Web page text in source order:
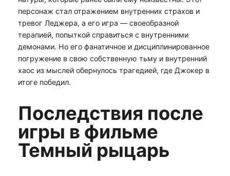
персонаж стал отражением внутренних страхов и
тревог Леджера, а его игра — своеобразной
терапией, попыткой справиться с внутренними
демонами. Но его фанатичное и дисциплинированное
погружение в свою собственную тьму и внутренний
хаос из мыслей обернулось трагедией, где Джокер в
итоге победил.
Последствия после
игры в фильме
Темный рыцарь